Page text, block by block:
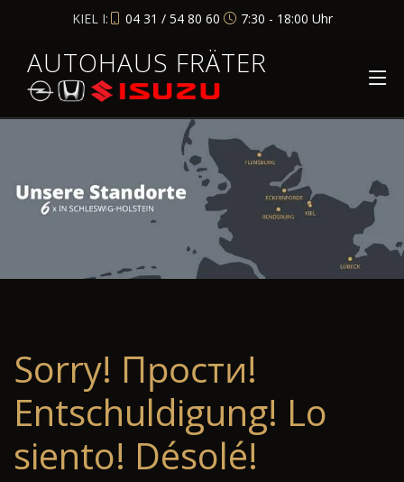
KIEL I: 04 31 / 54 80 60 7:30 - 18:00 Uhr
AUTOHAUS FRÄTER
Sorry! Прости!
Entschuldigung! Lo
siento! Désolé!